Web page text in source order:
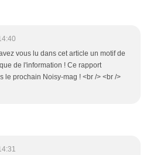
vous lu dans cet article un motif de
de l'information ! Ce rapport
le prochain Noisy-mag ! <br /> <br />